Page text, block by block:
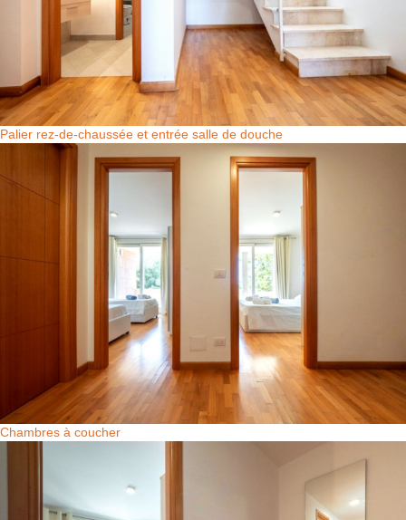
Palier rez-de-chaussée et entrée salle de douche
Chambres à coucher